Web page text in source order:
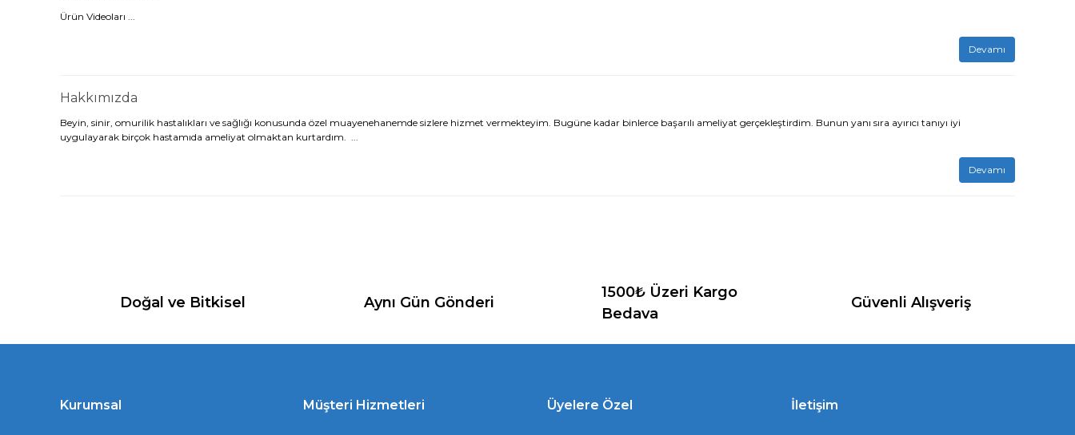
Ürün Videoları ...
Devamı
Hakkımızda
Beyin, sinir, omurilik hastalıkları ve sağlığı konusunda özel muayenehanemde sizlere hizmet vermekteyim. Bugüne kadar binlerce başarılı ameliyat gerçekleştirdim. Bunun yanı sıra ayırıcı tanıyı iyi
uygulayarak birçok hastamıda ameliyat olmaktan kurtardım. ...
Devamı
Doğal ve Bitkisel Aynı Gün Gönderi
1500₺ Üzeri Kargo
Bedava
Güvenli Alışveriş
Kurumsal Müşteri Hizmetleri Üyelere Özel İletişim